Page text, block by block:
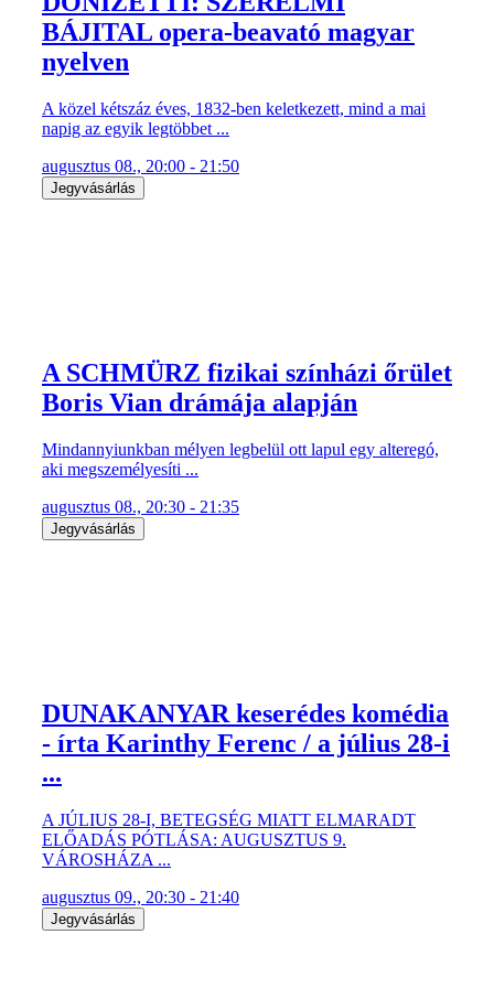
BÁJITAL opera-beavató magyar
nyelven
A közel kétszáz éves, 1832-ben keletkezett, mind a mai
napig az egyik legtöbbet ...
augusztus 08., 20:00 - 21:50
Jegyvásárlás
A SCHMÜRZ fizikai színházi őrület
Boris Vian drámája alapján
Mindannyiunkban mélyen legbelül ott lapul egy alteregó,
aki megszemélyesíti ...
augusztus 08., 20:30 - 21:35
Jegyvásárlás
DUNAKANYAR keserédes komédia
- írta Karinthy Ferenc / a július 28-i
...
A JÚLIUS 28-I, BETEGSÉG MIATT ELMARADT
ELŐADÁS PÓTLÁSA: AUGUSZTUS 9.
VÁROSHÁZA ...
augusztus 09., 20:30 - 21:40
Jegyvásárlás